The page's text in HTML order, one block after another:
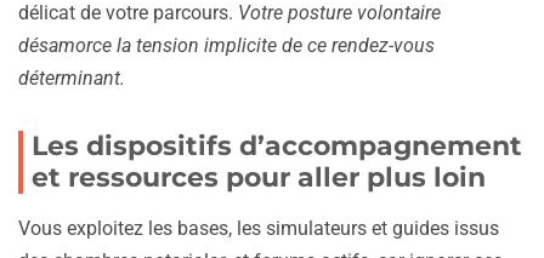
délicat de votre parcours. Votre posture volontaire
désamorce la tension implicite de ce rendez-vous
déterminant.
Les dispositifs d’accompagnement
et ressources pour aller plus loin
Vous exploitez les bases, les simulateurs et guides issus